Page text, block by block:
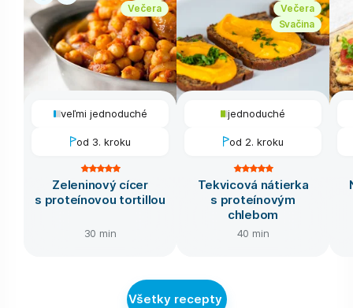
Večera
veľmi jednoduché
od 3. kroku
Zeleninový cícer
s proteínovou tortillou
30 min
Večera
Svačina
jednoduché
od 2. kroku
Tekvicová nátierka
s proteínovým
chlebom
40 min
Všetky recepty